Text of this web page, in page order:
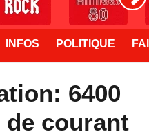
INFOS POLITIQUE
6400
courant